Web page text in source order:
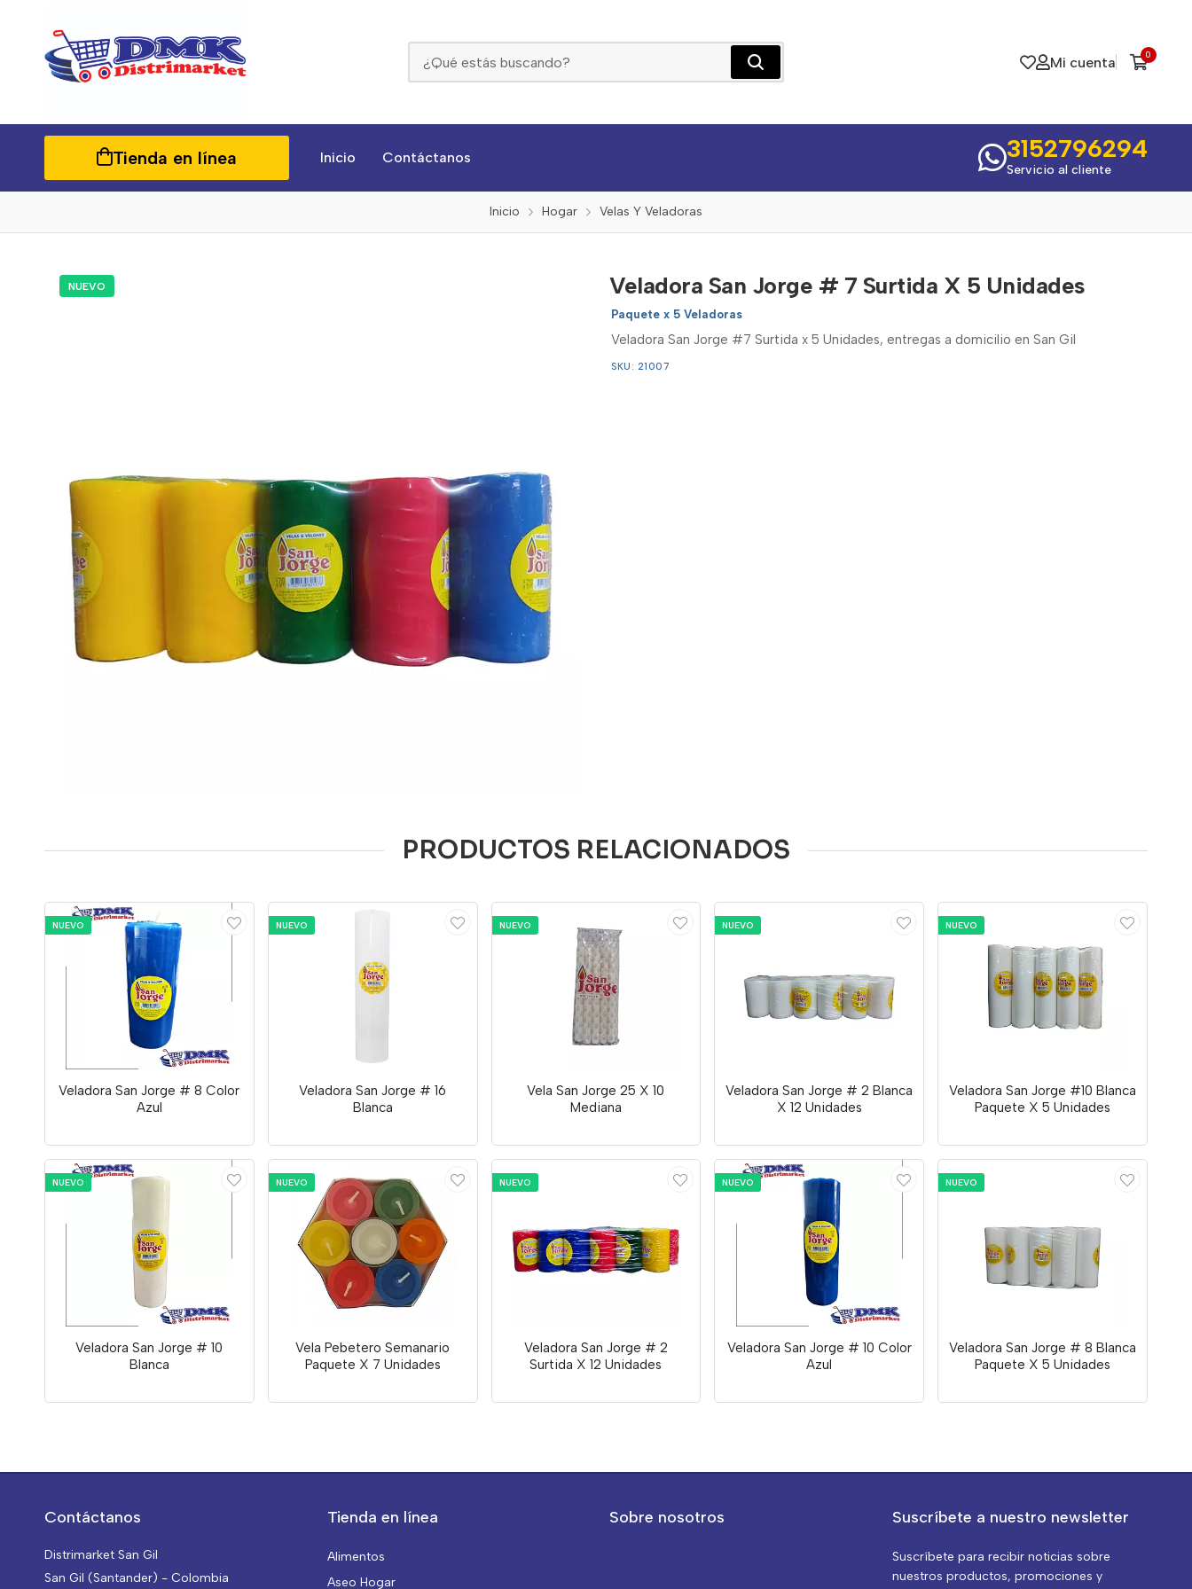
Mi cuenta 0
Tienda en línea Inicio Contáctanos 3152796294
Servicio al cliente
Inicio Hogar Velas Y Veladoras
NUEVO Veladora San Jorge # 7 Surtida X 5 Unidades
Paquete x 5 Veladoras
Veladora San Jorge #7 Surtida x 5 Unidades, entregas a domicilio en San Gil
SKU: 21007
PRODUCTOS RELACIONADOS
NUEVO
Veladora San Jorge # 8 Color
Azul
NUEVO
Veladora San Jorge # 16
Blanca
NUEVO
Vela San Jorge 25 X 10
Mediana
NUEVO
Veladora San Jorge # 2 Blanca
X 12 Unidades
NUEVO
Veladora San Jorge #10 Blanca
Paquete X 5 Unidades
NUEVO
Veladora San Jorge # 10
Blanca
NUEVO
Vela Pebetero Semanario
Paquete X 7 Unidades
NUEVO
Veladora San Jorge # 2
Surtida X 12 Unidades
NUEVO
Veladora San Jorge # 10 Color
Azul
NUEVO
Veladora San Jorge # 8 Blanca
Paquete X 5 Unidades
Contáctanos
Distrimarket San Gil
San Gil (Santander) - Colombia
Tienda en línea
Alimentos
Aseo Hogar
Sobre nosotros Suscríbete a nuestro newsletter
Suscríbete para recibir noticias sobre
nuestros productos, promociones y